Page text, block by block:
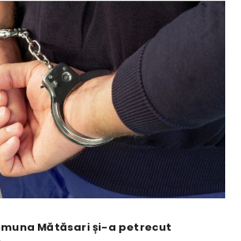
Mătăsari și-a petrecut